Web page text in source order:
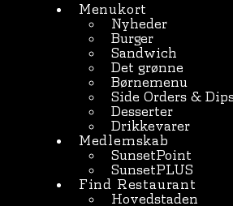
Menukort
Nyheder
Burger
Sandwich
Det grønne
Børnemenu
Side Orders &
Desserter
Drikkevarer
Medlemskab
SunsetPoint
SunsetPLUS
Find Restaurant
Hovedstaden